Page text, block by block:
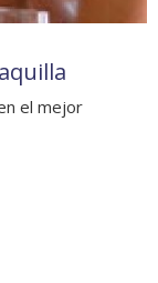
el mejor